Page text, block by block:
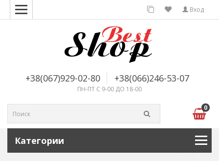
Вход
+38(067)929-02-80 +38(066)246-53-07
ПН-ПТ С 9-00 ДО 18-00
0
Категории